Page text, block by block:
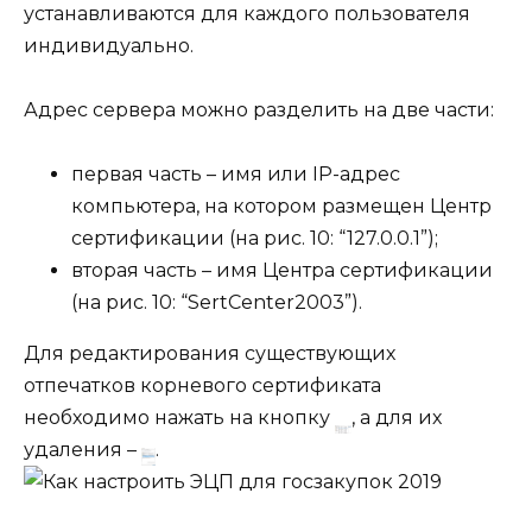
устанавливаются для каждого пользователя
индивидуально.
Адрес сервера можно разделить на две части:
первая часть – имя или IP-адрес
компьютера, на котором размещен Центр
сертификации (на рис. 10: “127.0.0.1”);
вторая часть – имя Центра сертификации
(на рис. 10: “SertCenter2003”).
Для редактирования существующих
отпечатков корневого сертификата
необходимо нажать на кнопку
, а для их
удаления –
.